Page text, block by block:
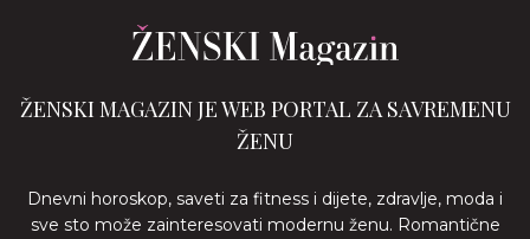
ŽENSKI MAGAZIN JE WEB PORTAL ZA SAVREMENU
ŽENU
Dnevni horoskop, saveti za fitness i dijete, zdravlje, moda i
sve sto može zainteresovati modernu ženu. Romantične